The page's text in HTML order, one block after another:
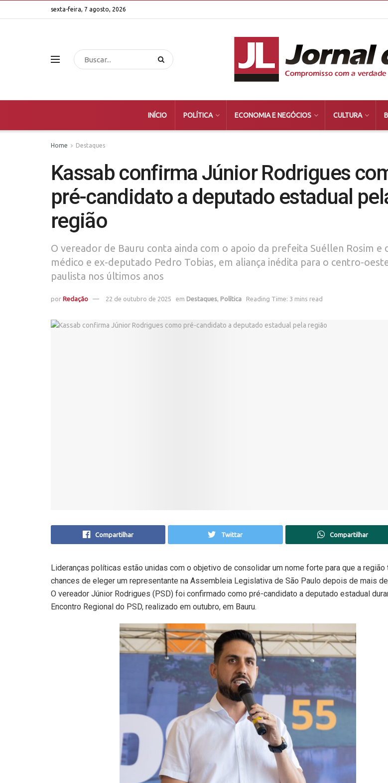
sexta-feira, 7 agosto, 2026
INÍCIO POLÍTICA ECONOMIA E NEGÓCIOS CULTURA
Home Destaques
Kassab confirma Júnior Rodrigues
pré-candidato a deputado estadual
região
O vereador de Bauru conta ainda com o apoio da prefeita Suéllen Rosim e
médico e ex-deputado Pedro Tobias, em aliança inédita para o centro-
paulista nos últimos anos
por Redação 22 de outubro de 2025 em Destaques, Política Reading Time: 3 mins read
Compartilhar Twittar Compartilhar
Lideranças políticas estão unidas com o objetivo de consolidar um nome forte para que a região
chances de eleger um representante na Assembleia Legislativa de São Paulo depois de mais
O vereador Júnior Rodrigues (PSD) foi confirmado como pré-candidato a deputado estadual
Encontro Regional do PSD, realizado em outubro, em Bauru.